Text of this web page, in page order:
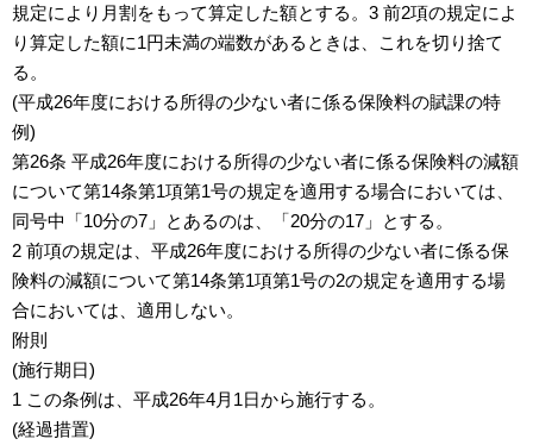
規定により月割をもって算定した額とする。3 前2項の規定によ
り算定した額に1円未満の端数があるときは、これを切り捨て
る。
(平成26年度における所得の少ない者に係る保険料の賦課の特
例)
第26条 平成26年度における所得の少ない者に係る保険料の減額
について第14条第1項第1号の規定を適用する場合においては、
同号中「10分の7」とあるのは、「20分の17」とする。
2 前項の規定は、平成26年度における所得の少ない者に係る保
険料の減額について第14条第1項第1号の2の規定を適用する場
合においては、適用しない。
附則
(施行期日)
1 この条例は、平成26年4月1日から施行する。
(経過措置)